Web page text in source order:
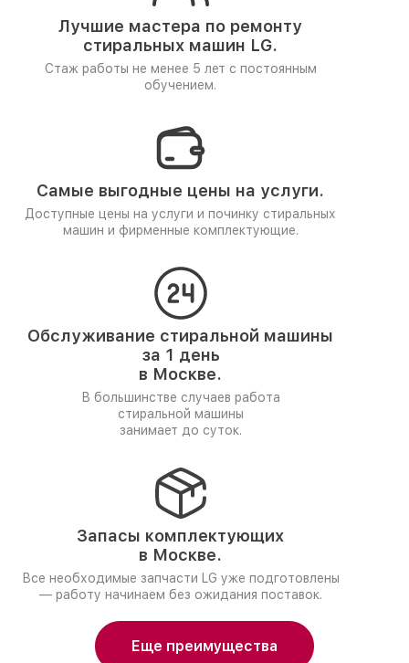
Лучшие мастера по ремонту
стиральных машин LG.
Стаж работы не менее 5 лет с постоянным
обучением.
Самые выгодные цены на услуги.
Доступные цены на услуги и починку стиральных
машин и фирменные комплектующие.
Обслуживание стиральной машины
за 1 день
в Москве.
В большинстве случаев работа
стиральной машины
занимает до суток.
Запасы комплектующих
в Москве.
Все необходимые запчасти LG уже подготовлены
— работу начинаем без ожидания поставок.
Еще преимущества